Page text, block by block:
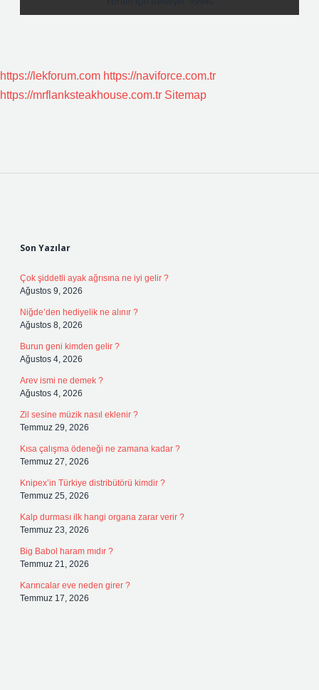
https://lekforum.com https://naviforce.com.tr
https://mrflanksteakhouse.com.tr Sitemap
Son Yazılar
Çok şiddetli ayak ağrısına ne iyi gelir ?
Ağustos 9, 2026
Niğde’den hediyelik ne alınır ?
Ağustos 8, 2026
Burun geni kimden gelir ?
Ağustos 4, 2026
Arev ismi ne demek ?
Ağustos 4, 2026
Zil sesine müzik nasıl eklenir ?
Temmuz 29, 2026
Kısa çalışma ödeneği ne zamana kadar ?
Temmuz 27, 2026
Knipex’in Türkiye distribütörü kimdir ?
Temmuz 25, 2026
Kalp durması ilk hangi organa zarar verir ?
Temmuz 23, 2026
Big Babol haram mıdır ?
Temmuz 21, 2026
Karıncalar eve neden girer ?
Temmuz 17, 2026